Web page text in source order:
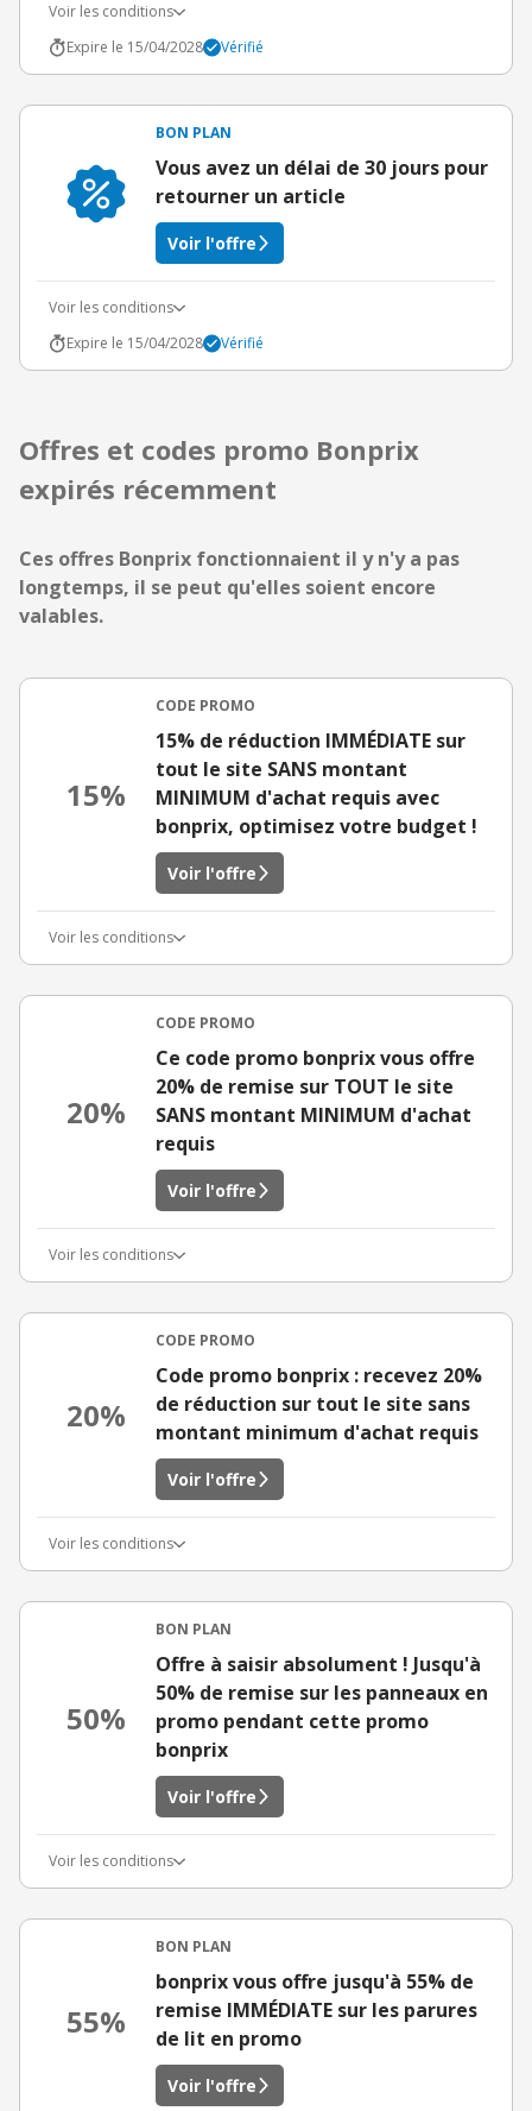
Voir les conditions
Expire le 15/04/2028
Vérifié
BON PLAN
Vous avez un délai de 30 jours pour
retourner un article
Voir l'offre
Voir les conditions
Expire le 15/04/2028
Vérifié
Offres et codes promo Bonprix
expirés récemment
Ces offres Bonprix fonctionnaient il y n'y a pas
longtemps, il se peut qu'elles soient encore
valables.
15%
CODE PROMO
15% de réduction IMMÉDIATE sur
tout le site SANS montant
MINIMUM d'achat requis avec
bonprix, optimisez votre budget !
Voir l'offre
Voir les conditions
20%
CODE PROMO
Ce code promo bonprix vous offre
20% de remise sur TOUT le site
SANS montant MINIMUM d'achat
requis
Voir l'offre
Voir les conditions
20%
CODE PROMO
Code promo bonprix : recevez 20%
de réduction sur tout le site sans
montant minimum d'achat requis
Voir l'offre
Voir les conditions
50%
BON PLAN
Offre à saisir absolument ! Jusqu'à
50% de remise sur les panneaux en
promo pendant cette promo
bonprix
Voir l'offre
Voir les conditions
55%
BON PLAN
bonprix vous offre jusqu'à 55% de
remise IMMÉDIATE sur les parures
de lit en promo
Voir l'offre